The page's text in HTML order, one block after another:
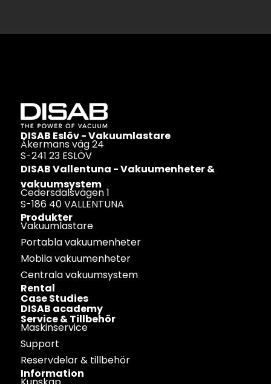
DISAB Eslöv - Vakuumlastare
Åkermans väg 24
S-241 23 ESLÖV
DISAB Vallentuna - Vakuumenheter &
vakuumsystem
Cedersdalsvägen 1
S-186 40 VALLENTUNA
Produkter
Vakuumlastare
Portabla vakuumenheter
Mobila vakuumenheter
Centrala vakuumsystem
Rental
Case Studies
DISAB academy
Service & Tillbehör
Maskinservice
Support
Reservdelar & tillbehör
Information